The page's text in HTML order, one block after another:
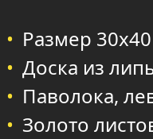
Размер
Доска из
Паволока,
Золото